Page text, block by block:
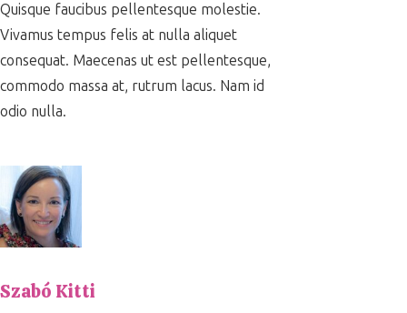
Quisque faucibus pellentesque molestie.
Vivamus tempus felis at nulla aliquet
consequat. Maecenas ut est pellentesque,
commodo massa at, rutrum lacus. Nam id
odio nulla.
Szabó Kitti